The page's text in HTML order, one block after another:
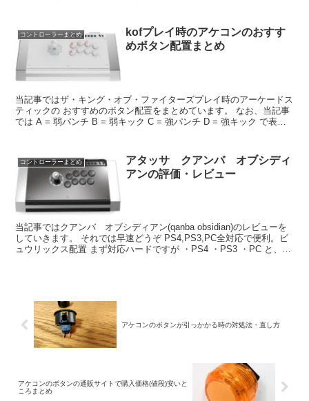
コントローラーまとめ
kofプレイ時のアケコンのおすす
めボタン配置まとめ
当記事ではザ・キング・オブ・ファイターズプレイ時のアーケードス
ティックの おすすめのボタン配置をまとめています。 なお、当記事
では A = 弱パンチ B = 弱キック C = 強パンチ D = 強キック で表記
コントローラーまとめ
アタッサ クアンバ オブシディ
アンの評価・レビュー
当記事ではクアンバ オブシディアン(qanba obsidian)のレビューを
していきます。 それでは早速どうぞ PS4,PS3,PC全対応で便利。ビ
ュウリックス配置 まず対応ハードですが ・PS4 ・PS3 ・PC と、ニ
アケコンのボタンが引っかかる時の対処法・直し方
アケコンのボタンの通販サイトで購入価格(値段)安いと
ころまとめ